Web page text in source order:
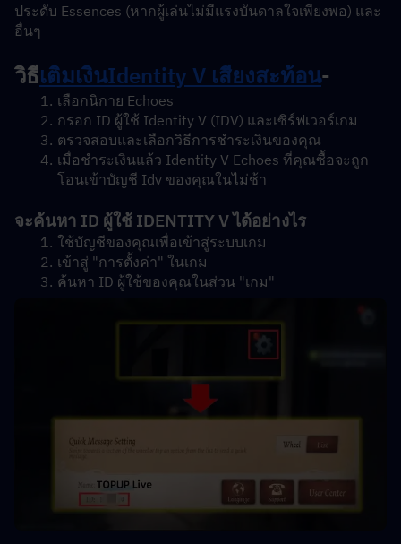
ประดับ Essences (หากผู้เล่นไม่มีแรงบันดาลใจเพียงพอ) และ
อื่นๆ
วิธีเติมเงินIdentity V เสียงสะท้อน-
เลือกนิกาย Echoes
กรอก ID ผู้ใช้ Identity V (IDV) และเซิร์ฟเวอร์เกม
ตรวจสอบและเลือกวิธีการชำระเงินของคุณ
เมื่อชำระเงินแล้ว Identity V Echoes ที่คุณซื้อจะถูก
โอนเข้าบัญชี Idv ของคุณในไม่ช้า
จะค้นหา ID ผู้ใช้ IDENTITY V ได้อย่างไร
ใช้บัญชีของคุณเพื่อเข้าสู่ระบบเกม
เข้าสู่ "การตั้งค่า" ในเกม
ค้นหา ID ผู้ใช้ของคุณในส่วน "เกม"